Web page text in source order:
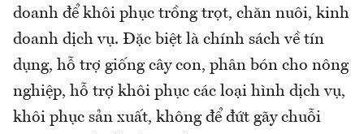
doanh để khôi phục trồng trọt, chăn nuôi, kinh
doanh dịch vụ. Đặc biệt là chính sách về tín
dụng, hỗ trợ giống cây con, phân bón cho nông
nghiệp, hỗ trợ khôi phục các loại hình dịch vụ,
khôi phục sản xuất, không để đứt gãy chuỗi